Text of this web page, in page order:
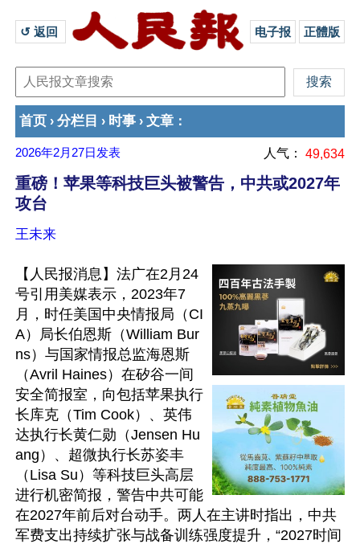
↺ 返回 电子报 正體版
首页 › 分栏目 › 时事 › 文章 ：
2026年2月27日 发表 人气： 49,634
重磅！苹果等科技巨头被警告，中共或2027年
攻台
王未来
【人民报消息】法广在2月24
号引用美媒表示，2023年7
月，时任美国中央情报局（CI
A）局长伯恩斯（William Bur
ns）与国家情报总监海恩斯
（Avril Haines）在矽谷一间
安全简报室，向包括苹果执行
长库克（Tim Cook）、英伟
达执行长黄仁勋（Jensen Hu
ang）、超微执行长苏姿丰
（Lisa Su）等科技巨头高层
进行机密简报，警告中共可能
在2027年前后对台动手。两人在主讲时指出，中共
军费支出持续扩张与战备训练强度提升，“2027时间